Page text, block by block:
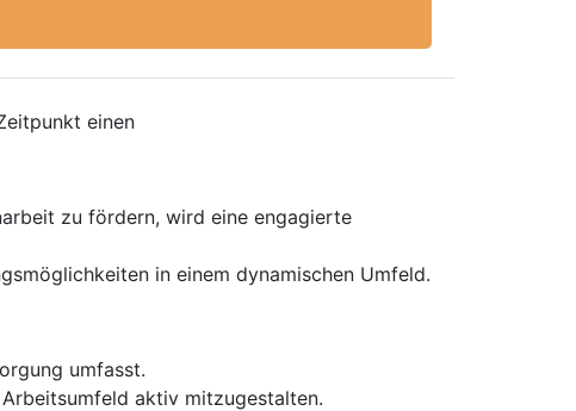
einen
zu fördern, wird eine engagierte
in einem dynamischen Umfeld.
umfasst.
aktiv mitzugestalten.